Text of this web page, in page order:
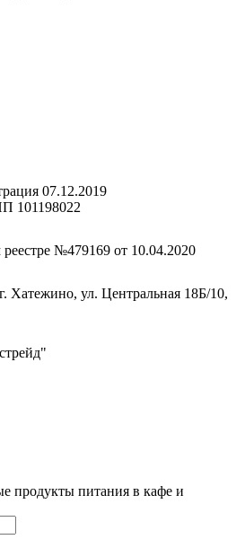
07.12.2019
101198022
№479169 от 10.04.2020
Хатежино, ул. Центральная 18Б/10,
продукты питания в кафе и